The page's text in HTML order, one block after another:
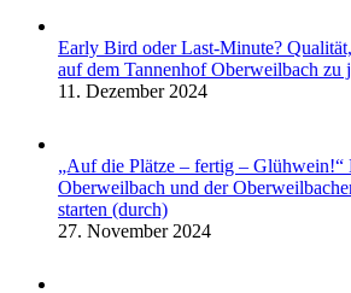
Early Bird oder Last-Minute?
auf dem Tannenhof Oberweilbach zu
11. Dezember 2024
„Auf die Plätze – fertig – Glühwein!“
Oberweilbach und der
starten (durch)
27. November 2024